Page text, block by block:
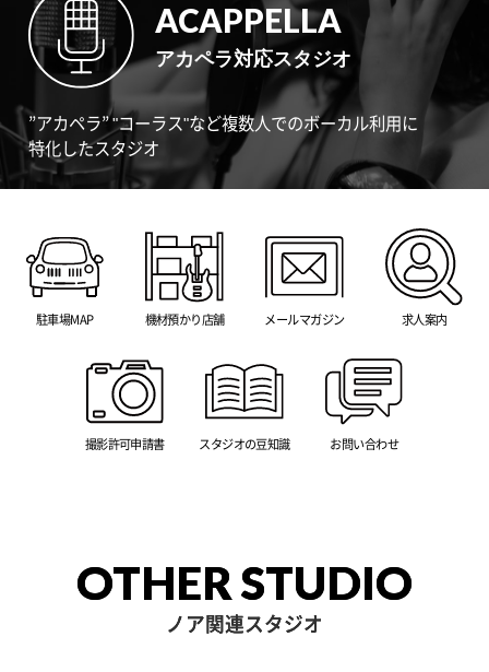
ACAPPELLA
アカペラ対応スタジオ
”アカペラ” "コーラス"など複数人でのボーカル利用に
特化したスタジオ
駐車場MAP 機材預かり店舗 メールマガジン 求人案内
撮影許可申請書 スタジオの豆知識 お問い合わせ
OTHER STUDIO
ノア関連スタジオ